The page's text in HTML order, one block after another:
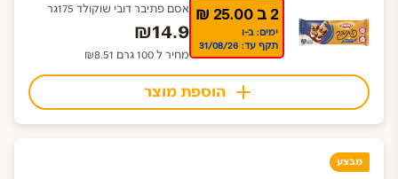
2 ב 25.00 ₪
ימים: ב-ו
תקף עד: 31/08/26
אסם פתיבר דובי שוקולד 175גר
₪14.9
מחיר ל 100 גרם ₪8.51
הוספת מוצר
מבצע